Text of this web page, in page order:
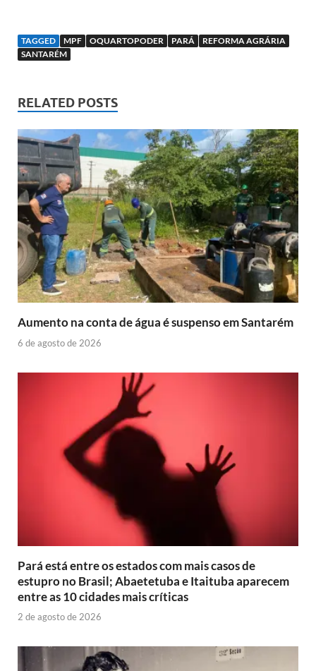
TAGGED MPF OQUARTOPODER PARÁ
REFORMA AGRÁRIA
SANTARÉM
RELATED POSTS
Aumento na conta de água é suspenso em Santarém
6 de agosto de 2026
Pará está entre os estados com mais casos de
estupro no Brasil; Abaetetuba e Itaituba aparecem
entre as 10 cidades mais críticas
2 de agosto de 2026